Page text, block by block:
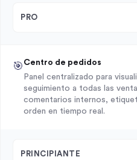
PRO
🎯 Centro de pedidos
Panel centralizado para
seguimiento a todas las
comentarios internos,
orden en tiempo real.
PRINCIPIANTE